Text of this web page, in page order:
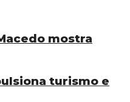
mostra
turismo e